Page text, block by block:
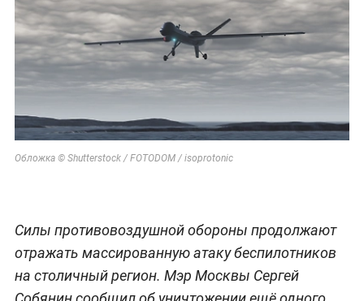
Обложка © Shutterstock / FOTODOM / isoprotonic
Силы противовоздушной обороны продолжают
отражать массированную атаку беспилотников
на столичный регион. Мэр Москвы Сергей